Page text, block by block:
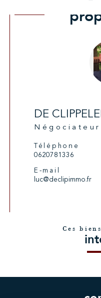
DE
Négociateur
Téléphone
0620781336
E-mail
luc@declipimmo.fr
Ces